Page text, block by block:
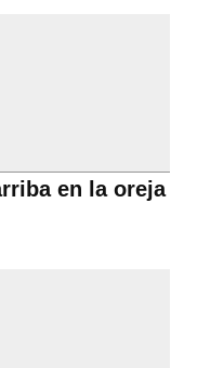
en la oreja